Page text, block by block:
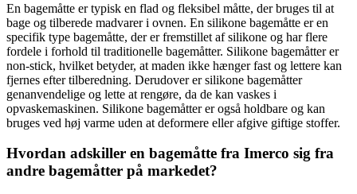
En bagemåtte er typisk en flad og fleksibel måtte, der bruges til at
bage og tilberede madvarer i ovnen. En silikone bagemåtte er en
specifik type bagemåtte, der er fremstillet af silikone og har flere
fordele i forhold til traditionelle bagemåtter. Silikone bagemåtter er
non-stick, hvilket betyder, at maden ikke hænger fast og lettere kan
fjernes efter tilberedning. Derudover er silikone bagemåtter
genanvendelige og lette at rengøre, da de kan vaskes i
opvaskemaskinen. Silikone bagemåtter er også holdbare og kan
bruges ved høj varme uden at deformere eller afgive giftige stoffer.
Hvordan adskiller en bagemåtte fra Imerco sig fra
andre bagemåtter på markedet?